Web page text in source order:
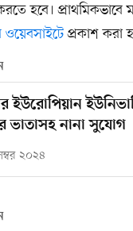
হবে। প্রাথমিকভাবে
প্রকাশ করা
ইউরোপিয়ান
ভাতাসহ নানা সুযোগ
২০২৪